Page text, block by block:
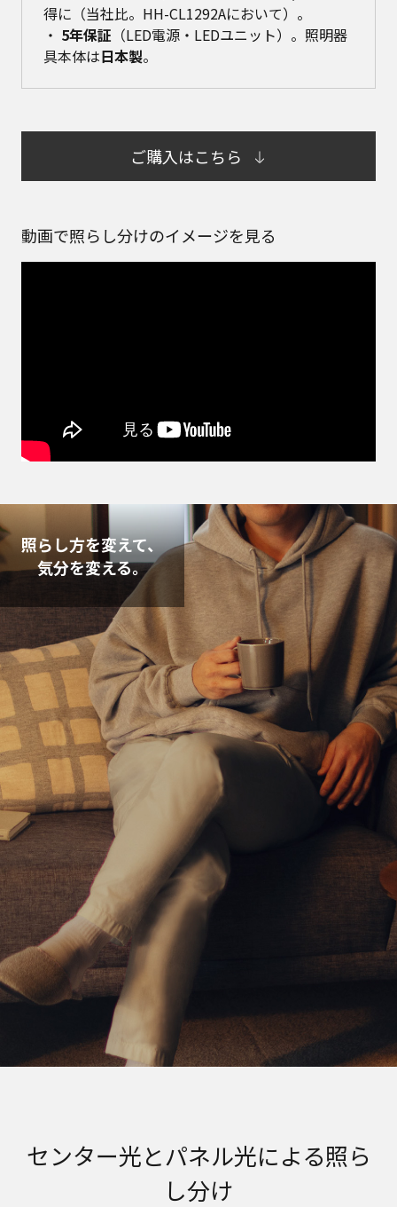
得に（当社比。HH-CL1292Aにおいて）。
・ 5年保証 （LED電源・LEDユニット）。照明器
具本体は日本製。
ご購入はこちら
動画で照らし分けのイメージを見る
照らし方を変えて、
気分を変える。
センター光とパネル光による照ら
し分け